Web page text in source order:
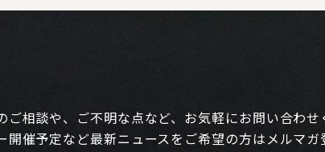
ご相談や、ご不明な点など、お気軽にお問い合わせ
開催予定など最新ニュースをご希望の方はメルマガ